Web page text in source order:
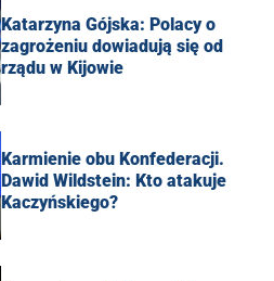
Katarzyna Gójska: Polacy o
zagrożeniu dowiadują się od
rządu w Kijowie
Karmienie obu Konfederacji.
Dawid Wildstein: Kto atakuje
Kaczyńskiego?